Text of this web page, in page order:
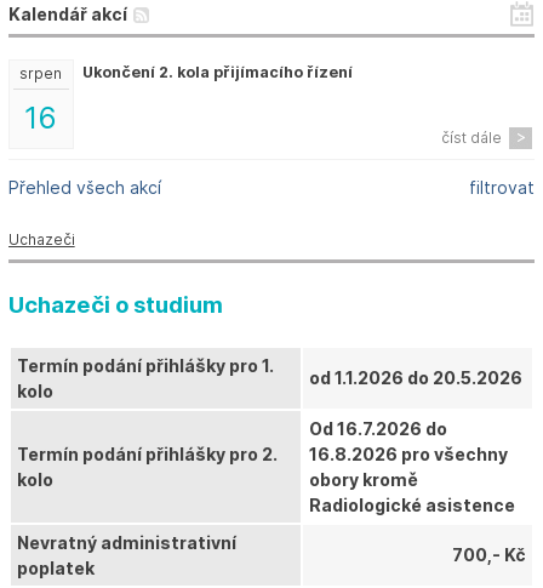
Kalendář akcí
16
srpen Ukončení 2. kola přijímacího řízení
číst dále
Přehled všech akcí filtrovat
Uchazeči
Uchazeči o studium
Termín podání přihlášky pro 1.
kolo
od 1.1.2026 do 20.5.2026
Termín podání přihlášky pro 2.
kolo
Od 16.7.2026 do
16.8.2026 pro všechny
obory kromě
Radiologické asistence
Nevratný administrativní
poplatek
700,- Kč